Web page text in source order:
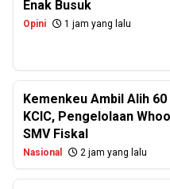
Enak Busuk
Opini 1 jam yang lalu
Kemenkeu Ambil Alih
KCIC, Pengelolaan
SMV Fiskal
Nasional 2 jam yang lalu